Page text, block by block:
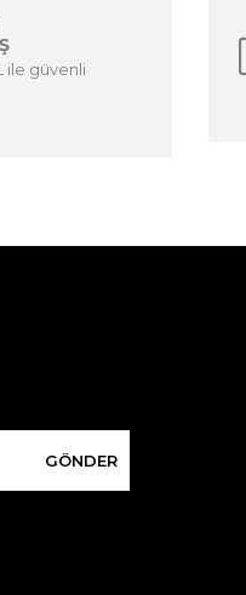
ile güvenli
GÖNDER